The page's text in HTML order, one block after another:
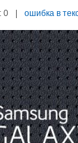
0 | ошибка в